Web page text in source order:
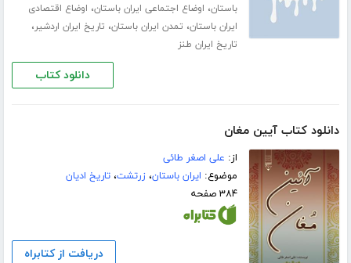
باستان، اوضاع اجتماعی ایران باستان، اوضاع اقتصادی
ایران باستان، تمدن ایران باستان، تاریخ ایران اردشیر،
تاریخ ایران طنز
دانلود کتاب
دانلود کتاب آیین مغان
از: علی اصغر طائی
موضوع: ایران باستان،زرتشت،تاریخ ادیان
۳۸۴ صفحه
دریافت از کتابراه